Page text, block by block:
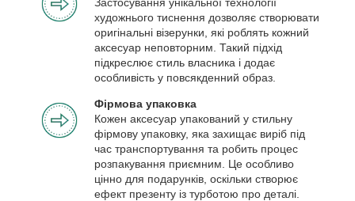
художнього тиснення дозволяє створювати
оригінальні візерунки, які роблять кожний
аксесуар неповторним. Такий підхід
підкреслює стиль власника і додає
особливість у повсякденний образ.
Фірмова упаковка
Кожен аксесуар упакований у стильну
фірмову упаковку, яка захищає виріб під
час транспортування та робить процес
розпакування приємним. Це особливо
цінно для подарунків, оскільки створює
ефект презенту із турботою про деталі.